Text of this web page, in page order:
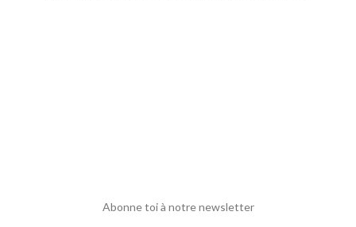
Abonne toi à notre newsletter